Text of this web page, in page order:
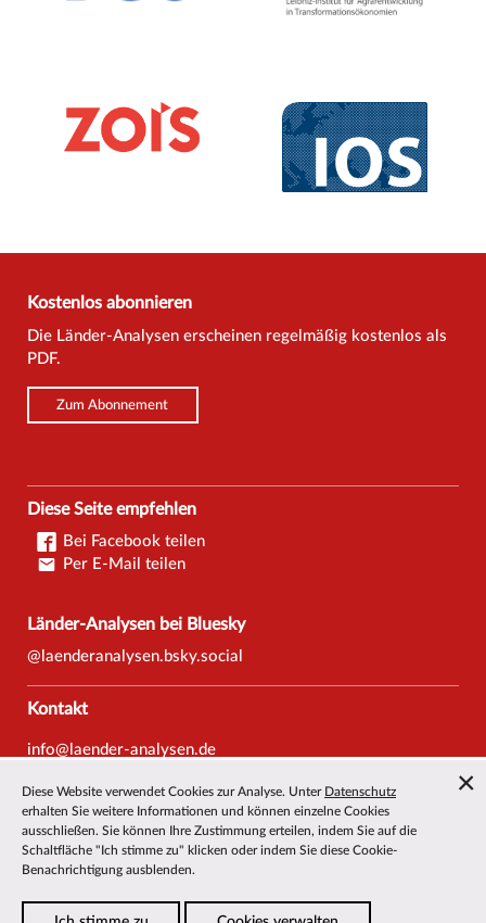
Kostenlos abonnieren
Die Länder-Analysen erscheinen regelmäßig kostenlos als
PDF.
Zum Abonnement
Diese Seite empfehlen
Bei Facebook teilen
Per E-Mail teilen
Länder-Analysen bei Bluesky
@laenderanalysen.bsky.social
Kontakt
info@laender-analysen.de
Fax: 0421/218-69607
Redaktionen
Wissenschaftliche Beiräte
Über die Länder-Analysen
Diese Website verwendet Cookies zur Analyse. Unter Datenschutz
erhalten Sie weitere Informationen und können einzelne Cookies
ausschließen. Sie können Ihre Zustimmung erteilen, indem Sie auf die
Schaltfläche "Ich stimme zu" klicken oder indem Sie diese Cookie-
Benachrichtigung ausblenden.